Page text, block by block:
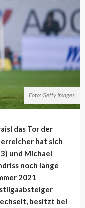
Foto: Getty Images
das Tor der
hat sich
und Michael
noch lange
2021
besitzt bei